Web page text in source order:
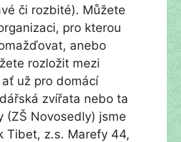
či rozbité). Můžete
pro kterou
anebo
rozložit mezi
už pro domácí
zvířata nebo ta
(ZŠ Novosedly) jsme
Tibet, z.s. Marefy 44,